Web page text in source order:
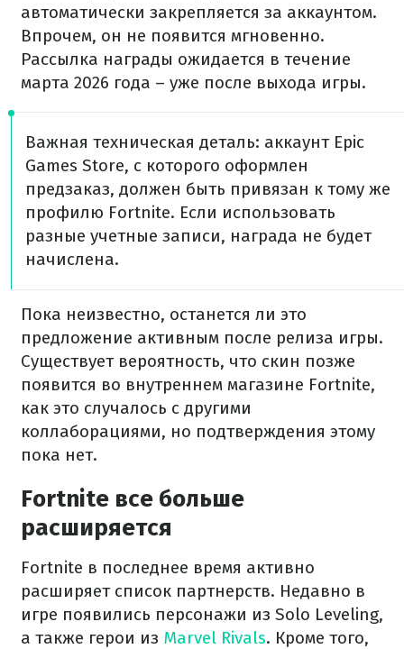
автоматически закрепляется за аккаунтом.
Впрочем, он не появится мгновенно.
Рассылка награды ожидается в течение
марта 2026 года – уже после выхода игры.
Важная техническая деталь: аккаунт Epic
Games Store, с которого оформлен
предзаказ, должен быть привязан к тому же
профилю Fortnite. Если использовать
разные учетные записи, награда не будет
начислена.
Пока неизвестно, останется ли это
предложение активным после релиза игры.
Существует вероятность, что скин позже
появится во внутреннем магазине Fortnite,
как это случалось с другими
коллаборациями, но подтверждения этому
пока нет.
Fortnite все больше
расширяется
Fortnite в последнее время активно
расширяет список партнерств. Недавно в
игре появились персонажи из Solo Leveling,
а также герои из Marvel Rivals. Кроме того,